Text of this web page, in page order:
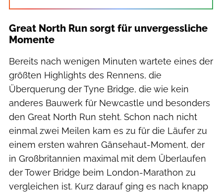
Great North Run sorgt für unvergessliche
Momente
Bereits nach wenigen Minuten wartete eines der
größten Highlights des Rennens, die
Überquerung der Tyne Bridge, die wie kein
anderes Bauwerk für Newcastle und besonders
den Great North Run steht. Schon nach nicht
einmal zwei Meilen kam es zu für die Läufer zu
einem ersten wahren Gänsehaut-Moment, der
in Großbritannien maximal mit dem Überlaufen
der Tower Bridge beim London-Marathon zu
vergleichen ist. Kurz darauf ging es nach knapp